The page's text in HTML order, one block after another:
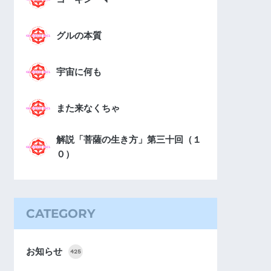
グルの本質
宇宙に何も
また来なくちゃ
解説「菩薩の生き方」第三十回（１
０）
CATEGORY
お知らせ 425